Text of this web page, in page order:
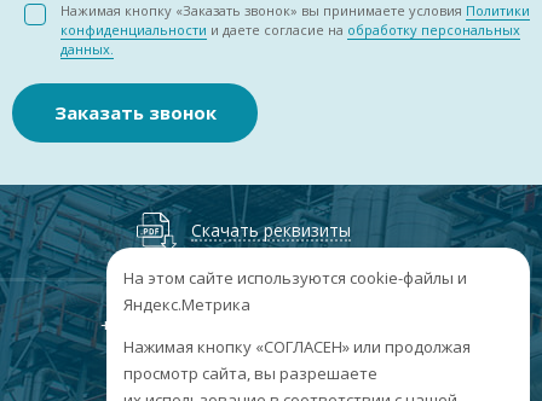
Нажимая кнопку «Заказать звонок» вы принимаете условия Политики
конфиденциальности и даете согласие на обработку персональных
данных.
Заказать звонок
Скачать реквизиты
+7
г. Барнаул, пр. Ленина, 158А, Н1/204
На этом сайте используются cookie-файлы и
Яндекс.Метрика
Нажимая кнопку «СОГЛАСЕН» или продолжая
просмотр сайта, вы разрешаете